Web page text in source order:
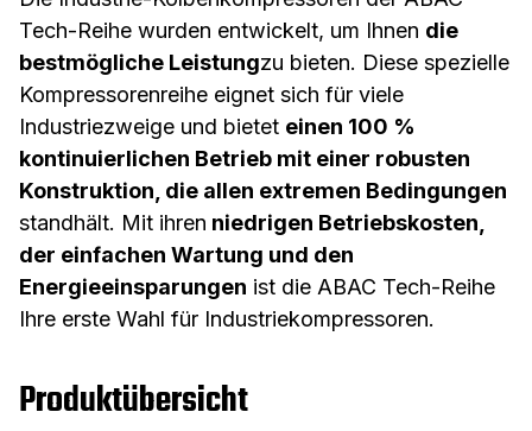
Tech-Reihe wurden entwickelt, um Ihnen die
bestmögliche Leistungzu bieten. Diese spezielle
Kompressorenreihe eignet sich für viele
Industriezweige und bietet einen 100 %
kontinuierlichen Betrieb mit einer robusten
Konstruktion, die allen extremen Bedingungen
standhält. Mit ihren niedrigen Betriebskosten,
der einfachen Wartung und den
Energieeinsparungen ist die ABAC Tech-Reihe
Ihre erste Wahl für Industriekompressoren.
Produktübersicht